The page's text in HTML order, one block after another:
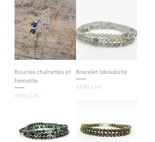
Boucles chaînettes et
hématite
Prix
45.00 CHF
Bracelet labradorite
Prix
42.00 CHF